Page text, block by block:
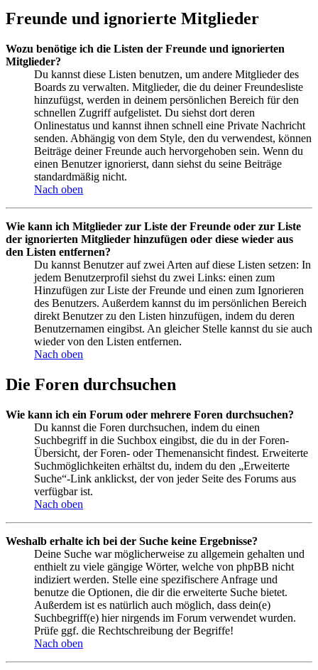
Freunde und ignorierte Mitglieder
Wozu benötige ich die Listen der Freunde und ignorierten
Mitglieder?
Du kannst diese Listen benutzen, um andere Mitglieder des
Boards zu verwalten. Mitglieder, die du deiner Freundesliste
hinzufügst, werden in deinem persönlichen Bereich für den
schnellen Zugriff aufgelistet. Du siehst dort deren
Onlinestatus und kannst ihnen schnell eine Private Nachricht
senden. Abhängig von dem Style, den du verwendest, können
Beiträge deiner Freunde auch hervorgehoben sein. Wenn du
einen Benutzer ignorierst, dann siehst du seine Beiträge
standardmäßig nicht.
Nach oben
Wie kann ich Mitglieder zur Liste der Freunde oder zur Liste
der ignorierten Mitglieder hinzufügen oder diese wieder aus
den Listen entfernen?
Du kannst Benutzer auf zwei Arten auf diese Listen setzen: In
jedem Benutzerprofil siehst du zwei Links: einen zum
Hinzufügen zur Liste der Freunde und einen zum Ignorieren
des Benutzers. Außerdem kannst du im persönlichen Bereich
direkt Benutzer zu den Listen hinzufügen, indem du deren
Benutzernamen eingibst. An gleicher Stelle kannst du sie auch
wieder von den Listen entfernen.
Nach oben
Die Foren durchsuchen
Wie kann ich ein Forum oder mehrere Foren durchsuchen?
Du kannst die Foren durchsuchen, indem du einen
Suchbegriff in die Suchbox eingibst, die du in der Foren-
Übersicht, der Foren- oder Themenansicht findest. Erweiterte
Suchmöglichkeiten erhältst du, indem du den „Erweiterte
Suche“-Link anklickst, der von jeder Seite des Forums aus
verfügbar ist.
Nach oben
Weshalb erhalte ich bei der Suche keine Ergebnisse?
Deine Suche war möglicherweise zu allgemein gehalten und
enthielt zu viele gängige Wörter, welche von phpBB nicht
indiziert werden. Stelle eine spezifischere Anfrage und
benutze die Optionen, die dir die erweiterte Suche bietet.
Außerdem ist es natürlich auch möglich, dass dein(e)
Suchbegriff(e) hier nirgends im Forum verwendet wurden.
Prüfe ggf. die Rechtschreibung der Begriffe!
Nach oben